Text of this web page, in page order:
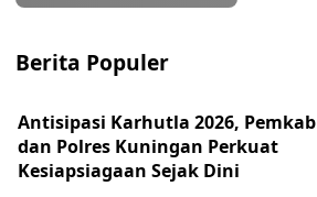
Berita Populer
Antisipasi Karhutla 2026, Pemkab
dan Polres Kuningan Perkuat
Kesiapsiagaan Sejak Dini